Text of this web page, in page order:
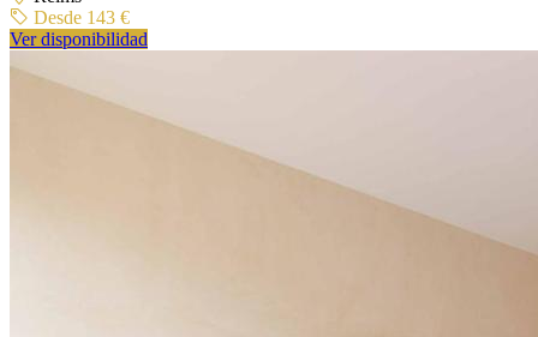
Desde 143 €
Ver disponibilidad